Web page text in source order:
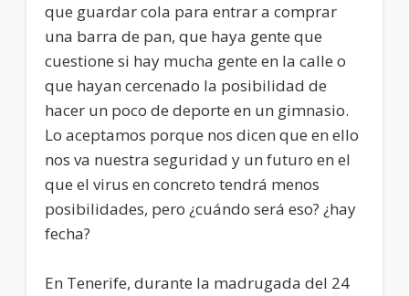
que guardar cola para entrar a comprar
una barra de pan, que haya gente que
cuestione si hay mucha gente en la calle o
que hayan cercenado la posibilidad de
hacer un poco de deporte en un gimnasio.
Lo aceptamos porque nos dicen que en ello
nos va nuestra seguridad y un futuro en el
que el virus en concreto tendrá menos
posibilidades, pero ¿cuándo será eso? ¿hay
fecha?
En Tenerife, durante la madrugada del 24